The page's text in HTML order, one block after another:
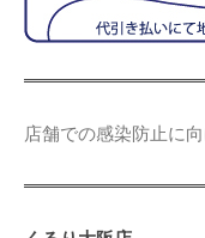
店舗での感染防止に